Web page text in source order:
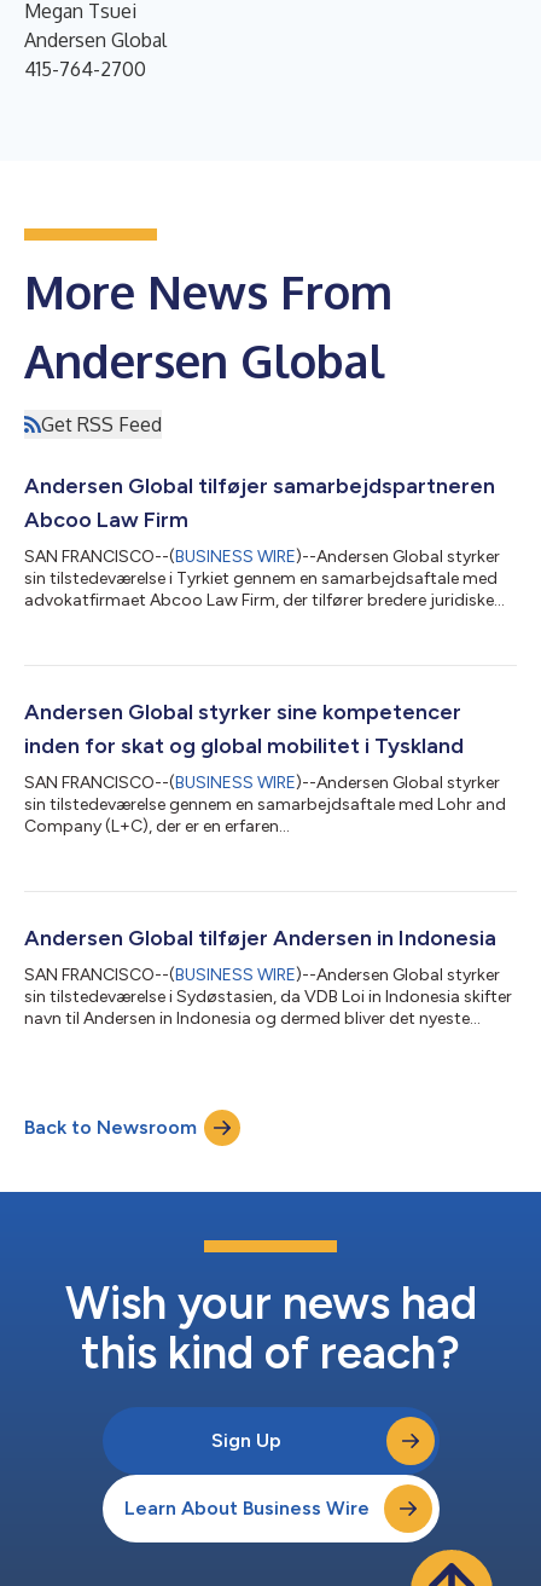
Megan Tsuei
Andersen Global
415-764-2700
More News From
Andersen Global
Get RSS Feed
Andersen Global tilføjer samarbejdspartneren
Abcoo Law Firm
SAN FRANCISCO--(BUSINESS WIRE)--Andersen Global styrker
sin tilstedeværelse i Tyrkiet gennem en samarbejdsaftale med
advokatfirmaet Abcoo Law Firm, der tilfører bredere juridiske
internationale klienter inden for en bred vifte af juridiske
ejendom og byggeri, tvistbilæggelse, ansættelsesret,
compliance, bank og finans, ko...
Andersen Global styrker sine kompetencer
inden for skat og global mobilitet i Tyskland
SAN FRANCISCO--(BUSINESS WIRE)--Andersen Global styrker
sin tilstedeværelse gennem en samarbejdsaftale med Lohr and
Company (L+C), der er en erfaren
skatteforhold, global mobilitet og transfer pricing. L+C har
store multinationale selskaber, familieejede virksomheder,
familievirksomheder, fonde og formuende privatpe...
Andersen Global tilføjer Andersen in Indonesia
SAN FRANCISCO--(BUSINESS WIRE)--Andersen Global styrker
sin tilstedeværelse i Sydøstasien, da VDB Loi in Indonesia skifter
navn til Andersen in Indonesia og dermed bliver det nyeste
aktive på det indonesiske marked. Firmaet kombinerer årtiers
markedserfaring med en praktisk tilgang, der fokuserer på at
Back to Newsroom
Wish your news had
this kind of reach?
Sign Up
Learn About Business Wire